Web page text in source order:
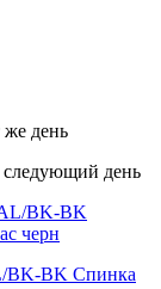
же день
следующий день
BK-BK Спинка